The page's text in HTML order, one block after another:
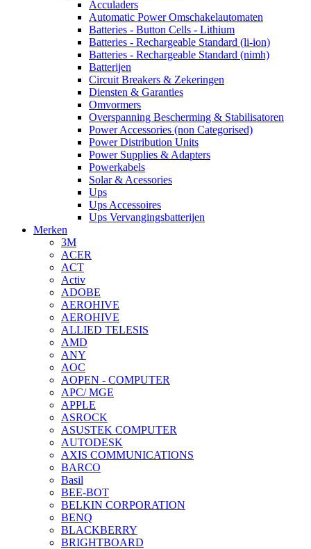
Acculaders
Automatic Power Omschakelautomaten
Batteries - Button Cells - Lithium
Batteries - Rechargeable Standard (li-ion)
Batteries - Rechargeable Standard (nimh)
Batterijen
Circuit Breakers & Zekeringen
Diensten & Garanties
Omvormers
Overspanning Bescherming & Stabilisatoren
Power Accessories (non Categorised)
Power Distribution Units
Power Supplies & Adapters
Powerkabels
Solar & Acessories
Ups
Ups Accessoires
Ups Vervangingsbatterijen
Merken
3M
ACER
ACT
Activ
ADOBE
AEROHIVE
AEROHIVE
ALLIED TELESIS
AMD
ANY
AOC
AOPEN - COMPUTER
APC/ MGE
APPLE
ASROCK
ASUSTEK COMPUTER
AUTODESK
AXIS COMMUNICATIONS
BARCO
Basil
BEE-BOT
BELKIN CORPORATION
BENQ
BLACKBERRY
BRIGHTBOARD